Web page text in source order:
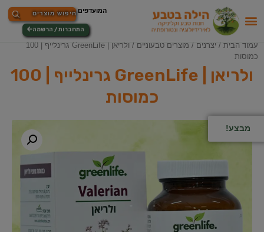
התחברות / הרשמה
עמוד הבית / יצרנים / מוצרים טבעוניים
/ ולריאן | GreenLife גרינלייף | 100
כמוסות
ולריאן | GreenLife גרינלייף | 100
כמוסות
מבצע!